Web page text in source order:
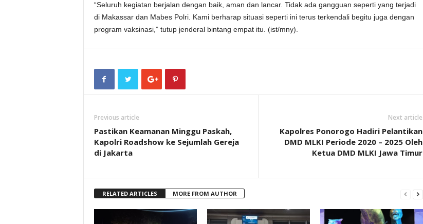
“Seluruh kegiatan berjalan dengan baik, aman dan lancar. Tidak ada gangguan seperti yang terjadi
di Makassar dan Mabes Polri. Kami berharap situasi seperti ini terus terkendali begitu juga dengan
program vaksinasi,” tutup jenderal bintang empat itu. (ist/mny).
Previous article
Pastikan Keamanan Minggu Paskah,
Kapolri Roadshow ke Sejumlah Gereja
di Jakarta
Next article
Kapolres Ponorogo Hadiri Pelantikan
DMD MLKI Periode 2020 – 2025 Oleh
Ketua DMD MLKI Jawa Timur
RELATED ARTICLES MORE FROM AUTHOR